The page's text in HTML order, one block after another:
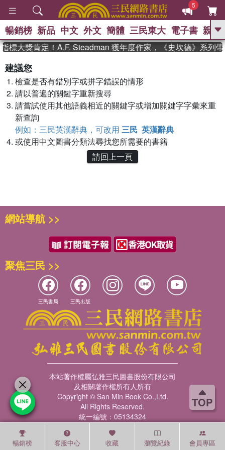
TOP
5
GO
史是一群喵 、
獎 臺灣漫遊錄
登輝時代 、 數學女孩：黎曼猜想 、
暢銷榜 新品 中文 外文 簡體 三民東大 電子書 親子
標大獎肯定！A.F. Steadman 獲年度作家，《史坎德》系列
建議您
檢查是否有錯別字或拼字錯誤的情形
請以普遍的關鍵字重新搜尋
請嘗試使用其他語義相近的關鍵字或增加關鍵字字彙來重
新查詢
例如：三民英漢辭典，可改用 三民 英漢辭典
或使用中文圖書分類法尋找您所需要的書籍
請回上一頁
暢銷榜 客服中心 收藏 瀏覽紀錄 會員專區
網站導航 >>
聚焦三民 >>
三民書局 三民出版
本站著作權屬弘雅三民圖書股份有限公司
及相關著作權所有人所有
Copyright © San Min Book Co.,Ltd.
All Rights Reserved.
統一編號：05134324